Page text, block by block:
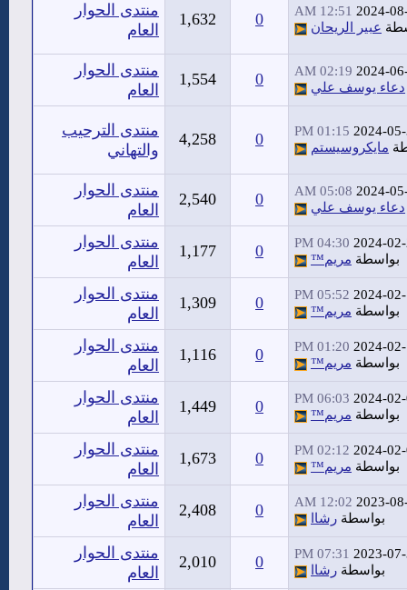
2024-
12:51 AM
عبير الريحان 0
1,632
منتدى الحوار
العام
2024-
02:19 AM
دعاء يوسف علي 0
1,554
منتدى الحوار
العام
2024-
01:15 PM
مايكروسيستم 0
4,258
منتدى الترحيب
والتهاني
2024-
05:08 AM
دعاء يوسف علي 0
2,540
منتدى الحوار
العام
2024-
04:30 PM
بواسطة مريم™ 0
1,177
منتدى الحوار
العام
2024-
05:52 PM
بواسطة مريم™ 0
1,309
منتدى الحوار
العام
2024-
01:20 PM
بواسطة مريم™ 0
1,116
منتدى الحوار
العام
2024-
06:03 PM
بواسطة مريم™ 0
1,449
منتدى الحوار
العام
2024-
02:12 PM
بواسطة مريم™ 0
1,673
منتدى الحوار
العام
2023-
12:02 AM
بواسطة رشاا 0
2,408
منتدى الحوار
العام
2023-
07:31 PM
بواسطة رشاا 0
2,010
منتدى الحوار
العام